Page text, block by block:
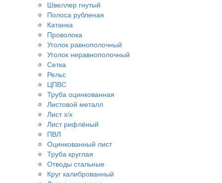
Швеллер гнутый
Полоса рубленая
Катанка
Проволока
Уголок равнополочный
Уголок неравнополочный
Сетка
Рельс
ЦПВС
Труба оцинкованная
Листовой металл
Лист х/к
Лист рифлёный
ПВЛ
Оцинкованный лист
Труба круглая
Отводы стальные
Круг калиброванный